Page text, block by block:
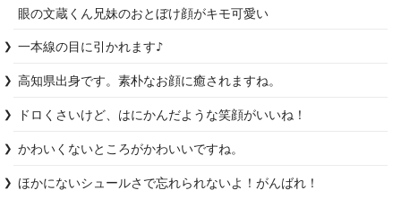
眼の文蔵くん兄妹のおとぼけ顔がキモ可愛い
一本線の目に引かれます♪
高知県出身です。素朴なお顔に癒されますね。
ドロくさいけど、はにかんだような笑顔がいいね！
かわいくないところがかわいいですね。
ほかにないシュールさで忘れられないよ！がんばれ！